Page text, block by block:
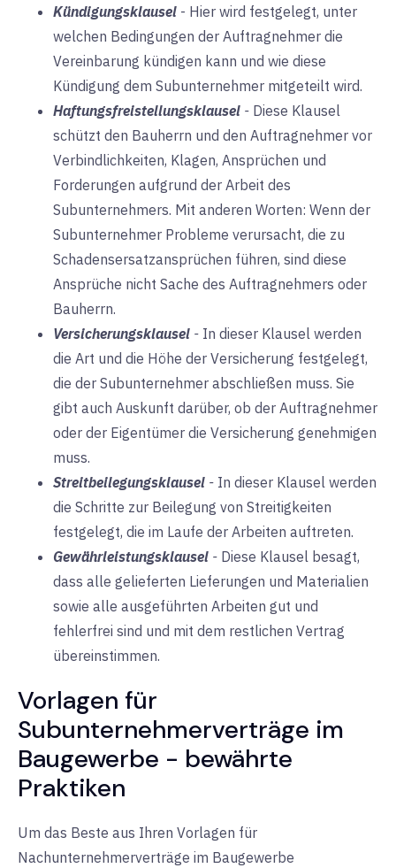
Kündigungsklausel - Hier wird festgelegt, unter
welchen Bedingungen der Auftragnehmer die
Vereinbarung kündigen kann und wie diese
Kündigung dem Subunternehmer mitgeteilt wird.
Haftungsfreistellungsklausel - Diese Klausel
schützt den Bauherrn und den Auftragnehmer vor
Verbindlichkeiten, Klagen, Ansprüchen und
Forderungen aufgrund der Arbeit des
Subunternehmers. Mit anderen Worten: Wenn der
Subunternehmer Probleme verursacht, die zu
Schadensersatzansprüchen führen, sind diese
Ansprüche nicht Sache des Auftragnehmers oder
Bauherrn.
Versicherungsklausel - In dieser Klausel werden
die Art und die Höhe der Versicherung festgelegt,
die der Subunternehmer abschließen muss. Sie
gibt auch Auskunft darüber, ob der Auftragnehmer
oder der Eigentümer die Versicherung genehmigen
muss.
Streitbeilegungsklausel - In dieser Klausel werden
die Schritte zur Beilegung von Streitigkeiten
festgelegt, die im Laufe der Arbeiten auftreten.
Gewährleistungsklausel - Diese Klausel besagt,
dass alle gelieferten Lieferungen und Materialien
sowie alle ausgeführten Arbeiten gut und
fehlerfrei sind und mit dem restlichen Vertrag
übereinstimmen.
Vorlagen für
Subunternehmerverträge im
Baugewerbe - bewährte
Praktiken
Um das Beste aus Ihren Vorlagen für
Nachunternehmerverträge im Baugewerbe